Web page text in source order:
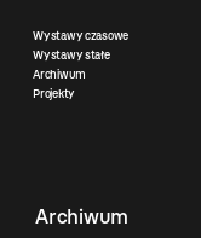
Wystawy czasowe
Wystawy stałe
Archiwum
Projekty
Archiwum